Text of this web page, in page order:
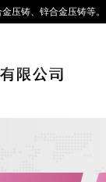
压铸、锌合金压铸等